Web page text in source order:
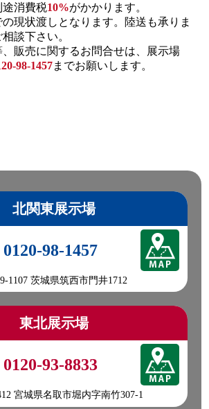
途消費税10%がかかります。
の現状渡しとなります。陸送も承りま
談下さい。
、販売に関するお問合せは、展示場
98-1457までお願いします。
北関東展示場
98-1457
1107 茨城県筑西市門井1712
東北展示場
93-8833
宮城県名取市堀内字南竹307-1